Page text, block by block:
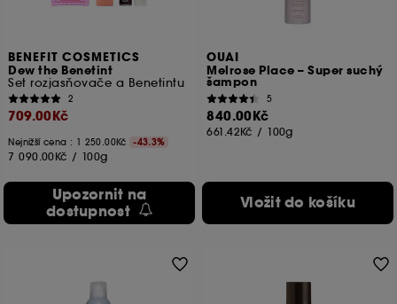
BENEFIT COSMETICS
Dew the Benetint
Set rozjasňovače a Benetintu
2
709.00Kč
Nejnižší cena : 1 250.00Kč -43.3%
7 090.00Kč / 100g
Upozornit na
dostupnost
OUAI
Melrose Place – Super suchý
šampon
5
840.00Kč
661.42Kč / 100g
Vložit do košíku